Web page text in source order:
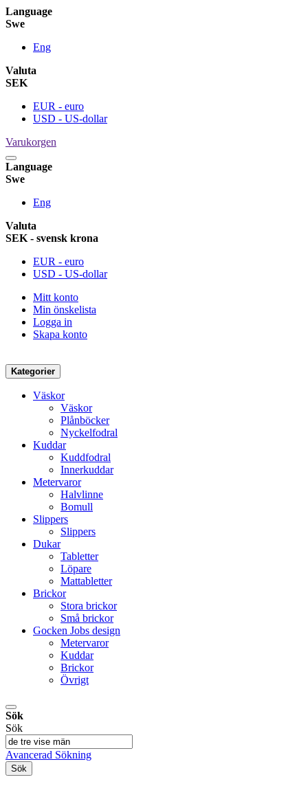
Language
Swe
Eng
Valuta
SEK
EUR - euro
USD - US-dollar
Varukorgen
Language
Swe
Eng
Valuta
SEK - svensk krona
EUR - euro
USD - US-dollar
Mitt konto
Min önskelista
Logga in
Skapa konto
Kategorier
Väskor
Väskor
Plånböcker
Nyckelfodral
Kuddar
Kuddfodral
Innerkuddar
Metervaror
Halvlinne
Bomull
Slippers
Slippers
Dukar
Tabletter
Löpare
Mattabletter
Brickor
Stora brickor
Små brickor
Gocken Jobs design
Metervaror
Kuddar
Brickor
Övrigt
Sök
Sök
Avancerad Sökning
Sök